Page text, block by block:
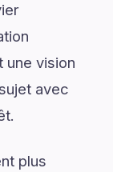
une vision
avec
plus